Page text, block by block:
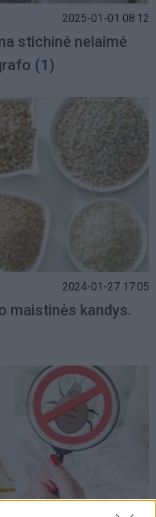
2025-01-01 08:12
stichinė nelaimė
(1)
2024-01-27 17:05
maistinės kandys.